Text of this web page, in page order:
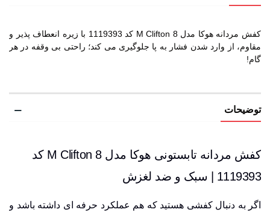
کفش مردانه هوکا مدل M Clifton 8 کد 1119393 با زیره انعطاف پذیر و
مقاوم، از وارد شدن فشار به پا جلوگیری می کند؛ راحتی بی وقفه در هر
گام!
توضیحات
کفش مردانه تابستونی هوکا مدل M Clifton 8 کد
1119393 | سبک و ضد لغزش
اگر به دنبال کفشی هستید که هم عملکرد حرفه ای داشته باشد و